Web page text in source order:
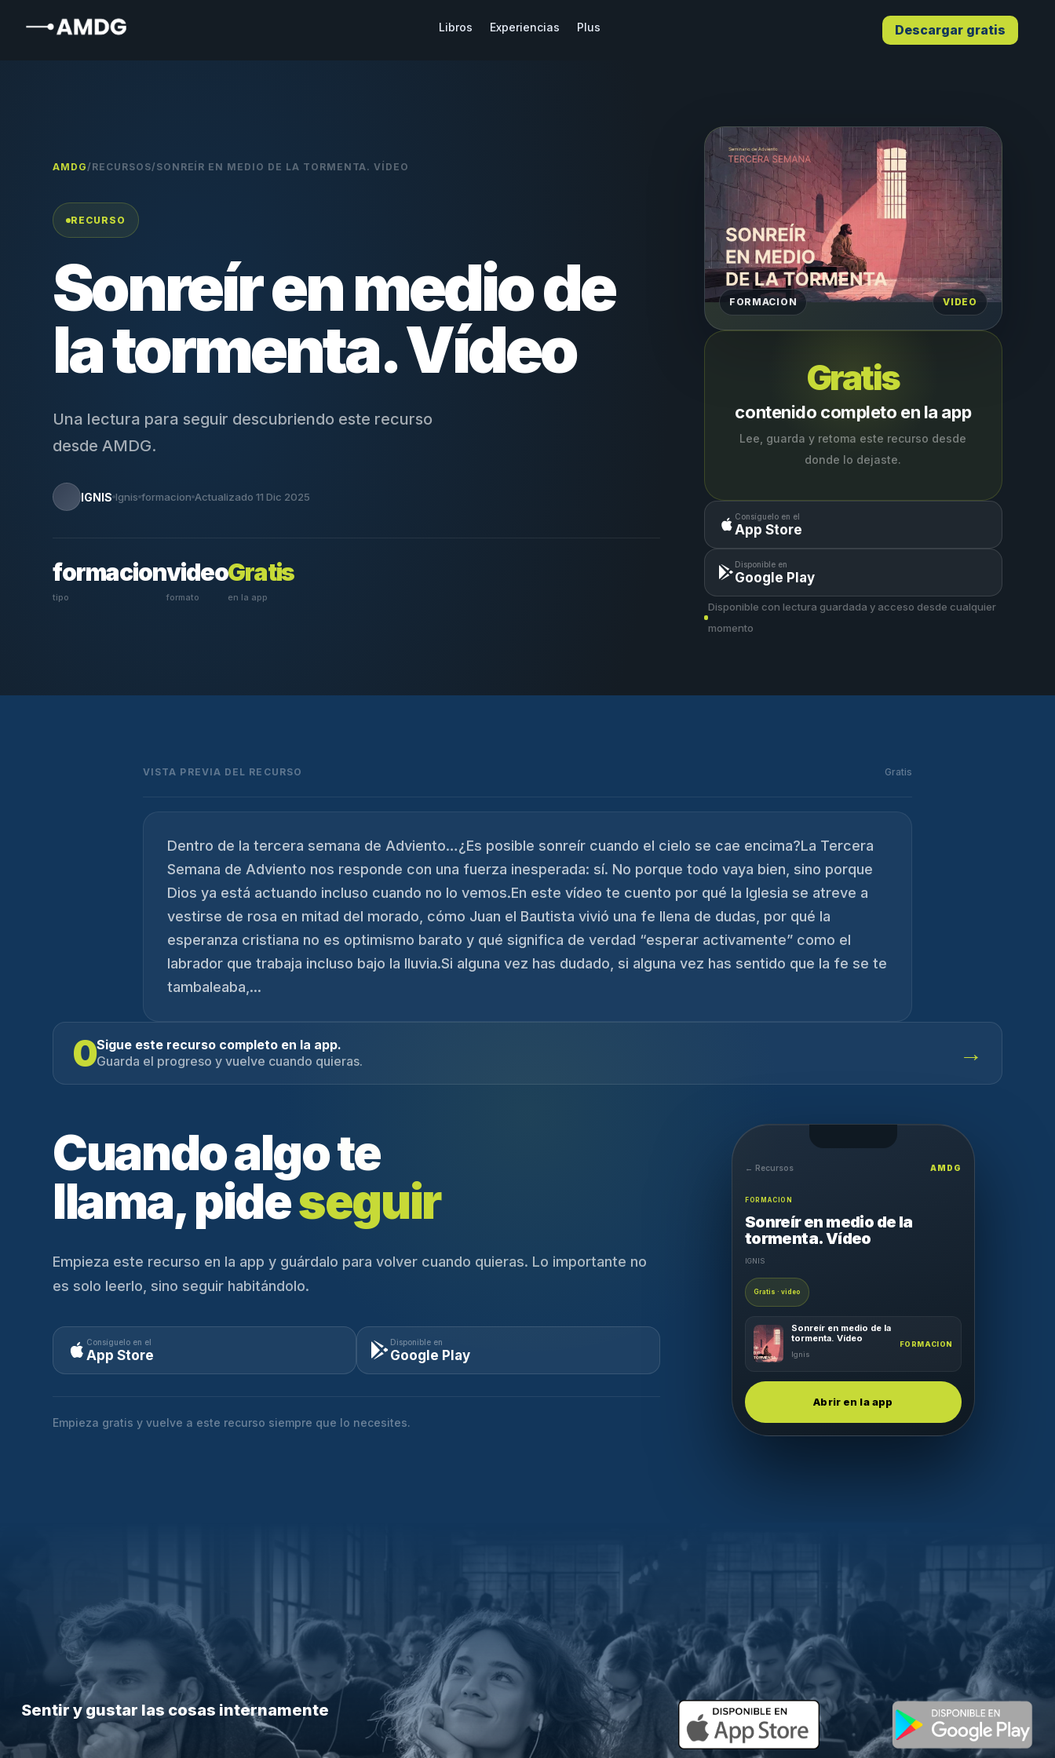
Libros Experiencias Plus Descargar gratis
AMDG/RECURSOS/SONREÍR EN MEDIO DE LA TORMENTA. VÍDEO
RECURSO
Sonreír en medio de
la tormenta. Vídeo
Una lectura para seguir descubriendo este recurso
desde AMDG.
IGNIS Ignis formacion Actualizado 11 Dic 2025
formacion
tipo
video
formato
Gratis
en la app
FORMACION VIDEO
Gratis
contenido completo en la app
Lee, guarda y retoma este recurso desde
donde lo dejaste.
Consíguelo en el
App Store
Disponible en
Google Play
Disponible con lectura guardada y acceso desde cualquier
momento
VISTA PREVIA DEL RECURSO Gratis
Dentro de la tercera semana de Adviento…¿Es posible sonreír cuando el cielo se cae encima?La Tercera
Semana de Adviento nos responde con una fuerza inesperada: sí. No porque todo vaya bien, sino porque
Dios ya está actuando incluso cuando no lo vemos.En este vídeo te cuento por qué la Iglesia se atreve a
vestirse de rosa en mitad del morado, cómo Juan el Bautista vivió una fe llena de dudas, por qué la
esperanza cristiana no es optimismo barato y qué significa de verdad “esperar activamente” como el
labrador que trabaja incluso bajo la lluvia.Si alguna vez has dudado, si alguna vez has sentido que la fe se te
tambaleaba,...
0Sigue este recurso completo en la app.
Guarda el progreso y vuelve cuando quieras.
→
Cuando algo te
llama, pideseguir
Empieza este recurso en la app y guárdalo para volver cuando quieras. Lo importante no
es solo leerlo, sino seguir habitándolo.
Consíguelo en el
App Store
Disponible en
Google Play
Empieza gratis y vuelve a este recurso siempre que lo necesites.
← Recursos AMDG
FORMACION
Sonreír en medio de la
tormenta. Vídeo
IGNIS
Gratis · video
Sonreír en medio de la
tormenta. Vídeo
Ignis
FORMACION
Abrir en la app
Sentir y gustar las cosas internamente